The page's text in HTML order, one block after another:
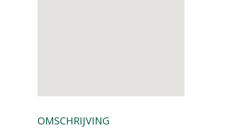
OMSCHRIJVING